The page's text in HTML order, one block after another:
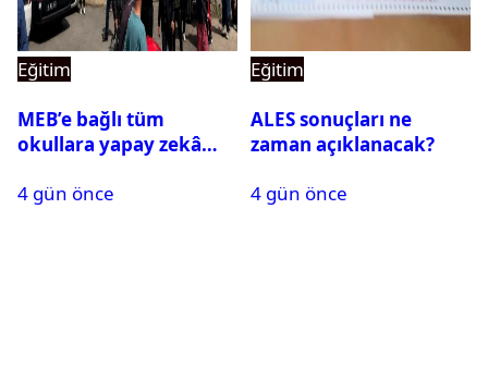
Eğitim
MEB’e bağlı tüm
okullara yapay zekâ
sistemi geliyor
4 gün önce
Eğitim
ALES sonuçları ne
zaman açıklanacak?
4 gün önce